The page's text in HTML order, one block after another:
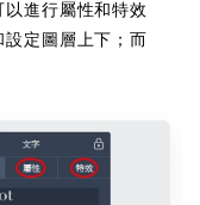
進行屬性和特效
定圖層上下；而